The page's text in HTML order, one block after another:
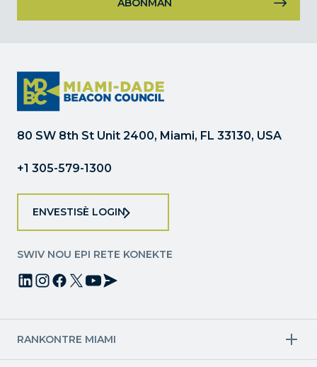
Tanpri
kite
jaden
sa
vid.
80 SW 8th St Unit 2400, Miami, FL 33130, USA
+1 305-579-1300
ENVESTISÈ LOGIN
SWIV NOU EPI RETE KONEKTE
RANKONTRE MIAMI